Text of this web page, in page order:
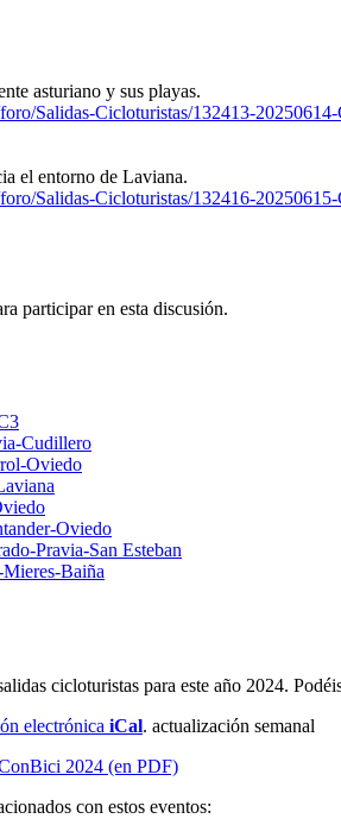
asturiano y sus playas.
Salidas-Cicloturistas/132413-
el entorno de Laviana.
Salidas-Cicloturistas/132416-
participar en esta discusión.
Cudillero
Oviedo
Oviedo
Pravia-San Esteban
Baiña
cicloturistas para este año 2024.
electrónica iCal. actualización semanal
2024 (en PDF)
con estos eventos: